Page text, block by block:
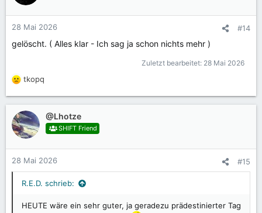
o
n
n
28 Mai 2026 #14
gelöscht. ( Alles klar - Ich sag ja schon nichts mehr )
Zuletzt bearbeitet: 28 Mai 2026
R
e
a
k
t
o
n
tkopq
@Lhotze
SHIFT Friend
28 Mai 2026 #15
R.E.D. schrieb:
HEUTE wäre ein sehr guter, ja geradezu prädestinierter Tag